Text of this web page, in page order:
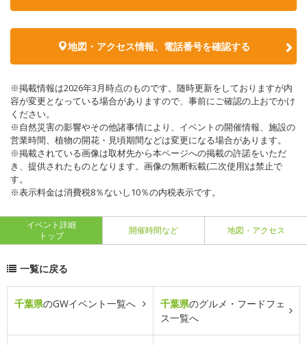
地図・アクセス情報、電話番号を確認する
※掲載情報は2026年3月時点のものです。随時更新をしておりますが内
容が変更となっている場合がありますので、事前にご確認の上おでかけ
ください。
※自然災害の影響やその他諸事情により、イベントの開催情報、施設の
営業時間、植物の開花・見頃期間などは変更になる場合があります。
※掲載されている画像は取材先から本ページへの掲載の許諾をいただ
き、提供されたものとなります。画像の無断転載(二次使用)は禁止で
す。
※表示料金は消費税8％ないし10％の内税表示です。
イベント詳細
トップ
開催時間など 地図・アクセス
一覧に戻る
千葉県のGWイベント一覧へ 千葉県のグルメ・フードフェ
ス一覧へ